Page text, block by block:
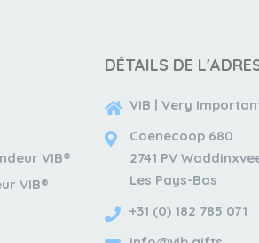
VIB®
VIB®
DÉTAILS DE
VIB | Very
Coenecoop 680
2741 PV
Les Pays-Bas
+31 (0) 182 785 071